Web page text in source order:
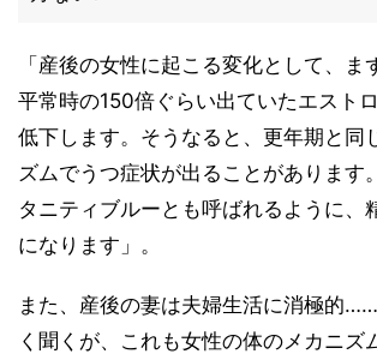
「産後の女性に起こる変化として、ま
平常時の150倍ぐらい出ていたエスト
低下します。そうなると、更年期と同
ズムでうつ症状が出ることがあります
タニティブルーとも呼ばれるように、
になります」。
また、産後の妻は夫婦生活に消極的
く聞くが、これも女性の体のメカニズ